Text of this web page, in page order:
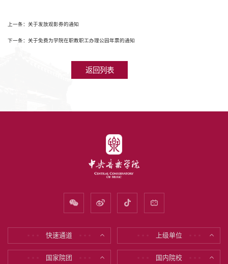
上一条：关于发放观影券的通知
下一条：关于免费为学院在职教职工办理公园年票的通知
返回列表
快速通道 上级单位
国家院团 国内院校